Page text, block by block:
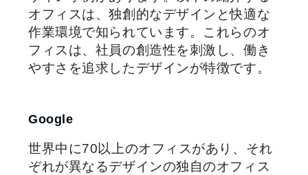
オフィスは、独創的なデザインと快適な
作業環境で知られています。これらのオ
フィスは、社員の創造性を刺激し、働き
やすさを追求したデザインが特徴です。
Google
世界中に70以上のオフィスがあり、それ
ぞれが異なるデザインの独自のオフィス